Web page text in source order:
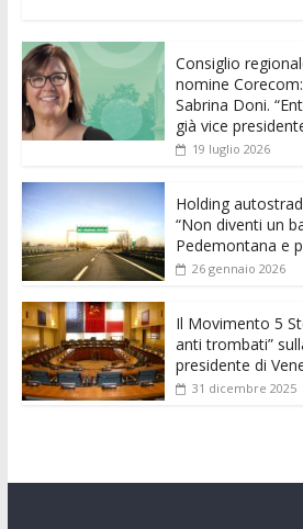
e
b
o
o
k
itt
er l
at
s
A
p
e
n
g
Consiglio
nomine
Sabrina Doni.
già vice
19 luglio 2026
Holding
“Non diventi un
Pedemontana e
26 gennaio 2026
Il Movimento 5
anti trombati”
presidente di
31 dicembre 2025